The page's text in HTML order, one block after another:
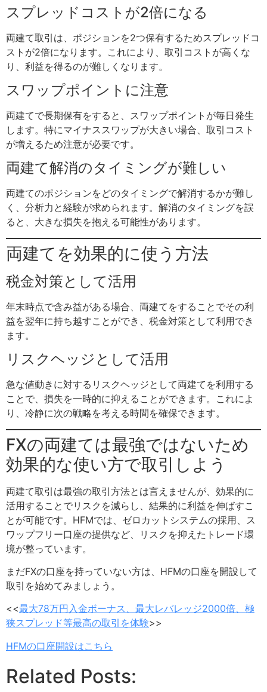
スプレッドコストが2倍になる
両建て取引は、ポジションを2つ保有するためスプレッドコ
ストが2倍になります。これにより、取引コストが高くな
り、利益を得るのが難しくなります。
スワップポイントに注意
両建てで長期保有をすると、スワップポイントが毎日発生
します。特にマイナススワップが大きい場合、取引コスト
が増えるため注意が必要です。
両建て解消のタイミングが難しい
両建てのポジションをどのタイミングで解消するかが難し
く、分析力と経験が求められます。解消のタイミングを誤
ると、大きな損失を抱える可能性があります。
両建てを効果的に使う方法
税金対策として活用
年末時点で含み益がある場合、両建てをすることでその利
益を翌年に持ち越すことができ、税金対策として利用でき
ます。
リスクヘッジとして活用
急な値動きに対するリスクヘッジとして両建てを利用する
ことで、損失を一時的に抑えることができます。これによ
り、冷静に次の戦略を考える時間を確保できます。
FXの両建ては最強ではないため
効果的な使い方で取引しよう
両建て取引は最強の取引方法とは言えませんが、効果的に
活用することでリスクを減らし、結果的に利益を伸ばすこ
とが可能です。HFMでは、ゼロカットシステムの採用、ス
ワップフリー口座の提供など、リスクを抑えたトレード環
境が整っています。
まだFXの口座を持っていない方は、HFMの口座を開設して
取引を始めてみましょう。
<<最大78万円入金ボーナス、最大レバレッジ2000倍、極
狭スプレッド等最高の取引を体験>>
HFMの口座開設はこちら
Related Posts: